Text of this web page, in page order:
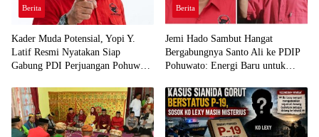
Berita
Kader Muda Potensial, Yopi Y.
Latif Resmi Nyatakan Siap
Gabung PDI Perjuangan Pohuwato
Berita
Jemi Hado Sambut Hangat
Bergabungnya Santo Ali ke PDIP
Pohuwato: Energi Baru untuk